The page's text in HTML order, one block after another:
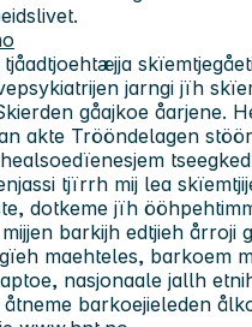
jarngi jïh
gåajkoe åarjene.
akte Trööndelagen
tjïrrh mij lea
dotkeme jïh
barkijh edtjieh årroji
maehteles, barkoem
nasjonaale jallh
barkoejieleden